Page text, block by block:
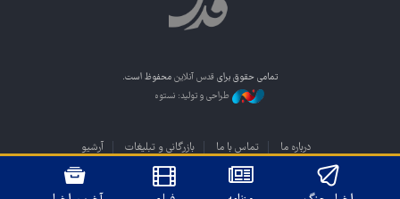
تمامی حقوق برای قدس آنلاین محفوظ است.
طراحی و تولید: نستوه
درباره ما تماس با ما بازرگانی و تبلیغات آرشیو